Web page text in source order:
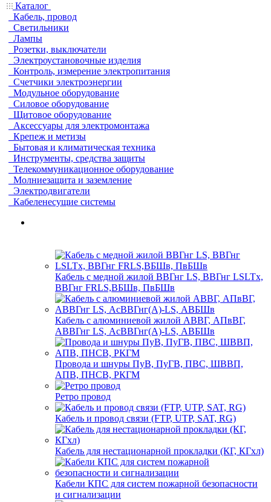
Каталог
Кабель, провод
Светильники
Лампы
Розетки, выключатели
Электроустановочные изделия
Контроль, измерение электропитания
Счетчики электроэнергии
Модульное оборудование
Силовое оборудование
Щитовое оборудование
Аксессуары для электромонтажа
Крепеж и метизы
Бытовая и климатическая техника
Инструменты, средства защиты
Телекоммуникационное оборудование
Молниезащита и заземление
Электродвигатели
Кабеленесущие системы
Кабель с медной жилой ВВГнг LS, ВВГнг LSLTx,
ВВГнг FRLS,ВБШв, ПвБШв
Кабель с алюминиевой жилой АВВГ, АПвВГ,
АВВГнг LS, АсВВГнг(А)-LS, АВБШв
Провода и шнуры ПуВ, ПуГВ, ПВС, ШВВП,
АПВ, ПНСВ, РКГМ
Ретро провод
Кабель и провод связи (FTP, UTP, SAT, RG)
Кабель для нестационарной прокладки (КГ, КГхл)
Кабели КПС для систем пожарной безопасности
и сигнализации